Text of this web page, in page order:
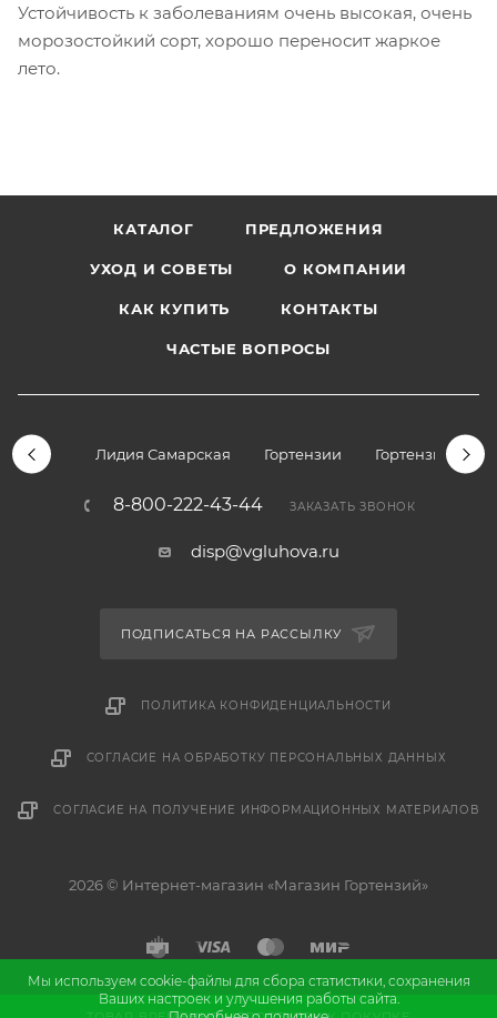
Устойчивость к заболеваниям очень высокая, очень
морозостойкий сорт, хорошо переносит жаркое
лето.
КАТАЛОГ ПРЕДЛОЖЕНИЯ
УХОД И СОВЕТЫ О КОМПАНИИ
КАК КУПИТЬ КОНТАКТЫ
ЧАСТЫЕ ВОПРОСЫ
Лидия Самарская Гортензии Гортензии
8-800-222-43-44 ЗАКАЗАТЬ ЗВОНОК
disp@vgluhova.ru
ПОДПИСАТЬСЯ НА РАССЫЛКУ
ПОЛИТИКА КОНФИДЕНЦИАЛЬНОСТИ
СОГЛАСИЕ НА ОБРАБОТКУ ПЕРСОНАЛЬНЫХ ДАННЫХ
СОГЛАСИЕ НА ПОЛУЧЕНИЕ ИНФОРМАЦИОННЫХ МАТЕРИАЛОВ
2026 © Интернет-магазин «Магазин Гортензий»
и
Мы используем cookie-файлы для сбора статистики, сохранения
Ваших настроек и улучшения работы сайта.